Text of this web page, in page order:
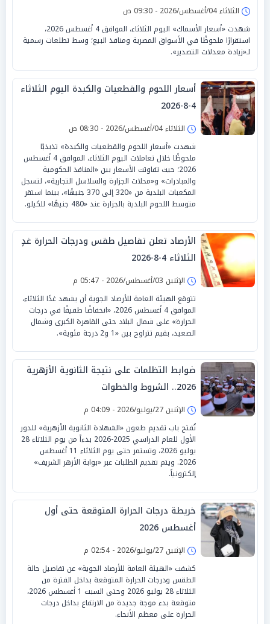
الثلاثاء 04/أغسطس/2026 - 09:30 ص
شهدت «أسعار الأسماك» اليوم الثلاثاء، الموافق 4 أغسطس 2026،
استقرارًا ملحوظًا في الأسواق المصرية ومنافذ البيع؛ وسط تطلعات رسمية
لـ«زيادة معدلات التصدير».
أسعار اللحوم والقطعيات والكبدة اليوم الثلاثاء
4-8-2026
الثلاثاء 04/أغسطس/2026 - 08:30 ص
شهدت «أسعار اللحوم والقطعيات والكبدة» تذبذبًا
ملحوظًا خلال تعاملات اليوم الثلاثاء، الموافق 4 أغسطس
2026؛ حيث تفاوتت الأسعار بين «المنافذ الحكومية
والمبادرات» و«محلات الجزارة والسلاسل التجارية»، لتسجل
المكعبات البلدية من «320 إلى 370 جنيهًا»، بينما استقر
متوسط اللحوم البلدية بالجزارة عند «480 جنيهًا» للكيلو.
الأرصاد تعلن تفاصيل طقس ودرجات الحرارة غدٍ
الثلاثاء 4-8-2026
الإثنين 03/أغسطس/2026 - 05:47 م
تتوقع الهيئة العامة للأرصاد الجوية أن يشهد غدًا الثلاثاء،
الموافق 4 أغسطس 2026، «انخفاضًا طفيفًا في درجات
الحرارة» على شمال البلاد حتى القاهرة الكبرى وشمال
الصعيد، بقيم تتراوح بين «1 و2 درجة مئوية».
ضوابط التظلمات على نتيجة الثانوية الأزهرية
2026.. الشروط والخطوات
الإثنين 27/يوليو/2026 - 04:09 م
تُفتح باب تقديم طعون «الشهادة الثانوية الأزهرية» للدور
الأول للعام الدراسي 2025-2026 بدءاً من يوم الثلاثاء 28
يوليو 2026، وتستمر حتى يوم الثلاثاء 11 أغسطس
2026. ويتم تقديم الطلبات عبر «بوابة الأزهر الشريف»
إلكترونياً.
خريطة درجات الحرارة المتوقعة حتى أول
أغسطس 2026
الإثنين 27/يوليو/2026 - 02:54 م
كشفت «الهيئة العامة للأرصاد الجوية» عن تفاصيل حالة
الطقس ودرجات الحرارة المتوقعة بداخل الفترة من
الثلاثاء 28 يوليو 2026 وحتى السبت 1 أغسطس 2026،
متوقعة بدء موجة جديدة من الارتفاع بداخل درجات
الحرارة على معظم الأنحاء.